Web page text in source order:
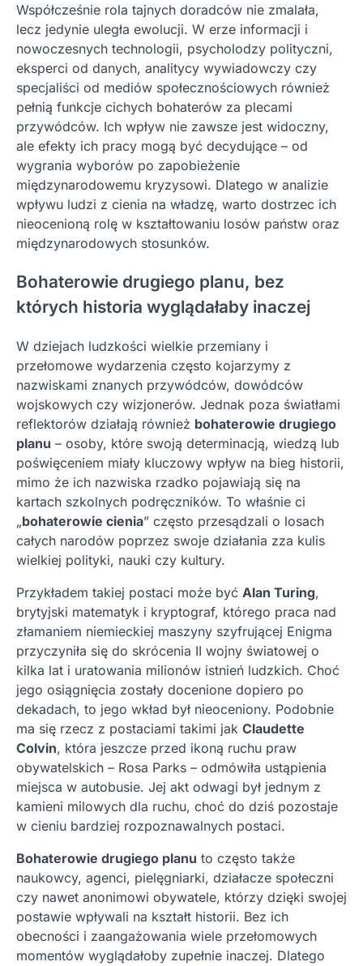
Współcześnie rola tajnych doradców nie zmalała,
lecz jedynie uległa ewolucji. W erze informacji i
nowoczesnych technologii, psycholodzy polityczni,
eksperci od danych, analitycy wywiadowczy czy
specjaliści od mediów społecznościowych również
pełnią funkcje cichych bohaterów za plecami
przywódców. Ich wpływ nie zawsze jest widoczny,
ale efekty ich pracy mogą być decydujące – od
wygrania wyborów po zapobieżenie
międzynarodowemu kryzysowi. Dlatego w analizie
wpływu ludzi z cienia na władzę, warto dostrzec ich
nieocenioną rolę w kształtowaniu losów państw oraz
międzynarodowych stosunków.
Bohaterowie drugiego planu, bez
których historia wyglądałaby inaczej
W dziejach ludzkości wielkie przemiany i
przełomowe wydarzenia często kojarzymy z
nazwiskami znanych przywódców, dowódców
wojskowych czy wizjonerów. Jednak poza światłami
reflektorów działają również bohaterowie drugiego
planu – osoby, które swoją determinacją, wiedzą lub
poświęceniem miały kluczowy wpływ na bieg historii,
mimo że ich nazwiska rzadko pojawiają się na
kartach szkolnych podręczników. To właśnie ci
„bohaterowie cienia” często przesądzali o losach
całych narodów poprzez swoje działania zza kulis
wielkiej polityki, nauki czy kultury.
Przykładem takiej postaci może być Alan Turing,
brytyjski matematyk i kryptograf, którego praca nad
złamaniem niemieckiej maszyny szyfrującej Enigma
przyczyniła się do skrócenia II wojny światowej o
kilka lat i uratowania milionów istnień ludzkich. Choć
jego osiągnięcia zostały docenione dopiero po
dekadach, to jego wkład był nieoceniony. Podobnie
ma się rzecz z postaciami takimi jak Claudette
Colvin, która jeszcze przed ikoną ruchu praw
obywatelskich – Rosa Parks – odmówiła ustąpienia
miejsca w autobusie. Jej akt odwagi był jednym z
kamieni milowych dla ruchu, choć do dziś pozostaje
w cieniu bardziej rozpoznawalnych postaci.
Bohaterowie drugiego planu to często także
naukowcy, agenci, pielęgniarki, działacze społeczni
czy nawet anonimowi obywatele, którzy dzięki swojej
postawie wpływali na kształt historii. Bez ich
obecności i zaangażowania wiele przełomowych
momentów wyglądałoby zupełnie inaczej. Dlatego